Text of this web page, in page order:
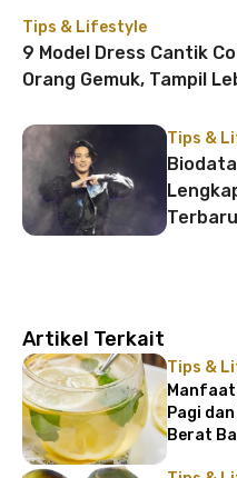
Tips & Lifestyle
9 Model Dress Cantik
Orang Gemuk, Tampil
Tips &
Artikel Terkait
Tips &
Manfaat
Pagi
Berat